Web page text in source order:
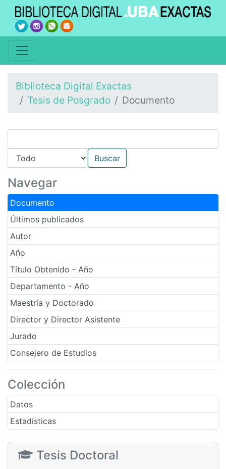
Biblioteca Digital Exactas
Tesis de Posgrado
Documento
Navegar
Documento
Últimos publicados
Autor
Año
Título Obtenido - Año
Departamento - Año
Maestría y Doctorado
Director y Director Asistente
Jurado
Consejero de Estudios
Colección
Datos
Estadísticas
Tesis Doctoral